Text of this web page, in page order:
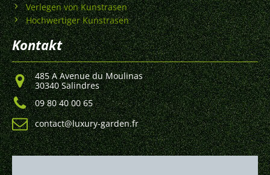
Verlegen von Kunstrasen
Hochwertiger Kunstrasen
Kontakt
485 A Avenue du Moulinas
30340 Salindres
09 80 40 00 65
contact@luxury-garden.fr